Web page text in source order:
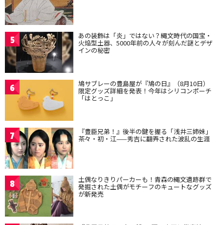
5 あの装飾は「炎」ではない？縄文時代の国宝・
火焔型土器、5000年前の人々が刻んだ謎とデザ
インの秘密
6 鳩サブレーの豊島屋が『鳩の日』（8月10日）
限定グッズ詳細を発表！今年はシリコンポーチ
「はとっこ」
7 『豊臣兄弟！』後半の鍵を握る「浅井三姉妹」
茶々・初・江——秀吉に翻弄された波乱の生涯
8 土偶なりきりパーカーも！青森の縄文遺跡群で
発掘された土偶がモチーフのキュートなグッズ
が新発売